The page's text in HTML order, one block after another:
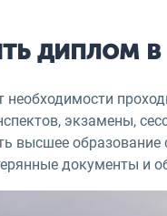
диплом
экзамены,
высшее
документы и